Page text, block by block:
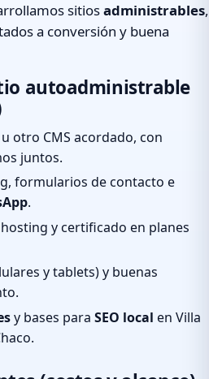
sitiosadministrables,
a conversión y buena
autoadministrable
u otro CMS acordado, con
juntos.
formularios de contacto e
.
y certificado en planes
y tablets) y buenas
y bases para SEO local en Villa